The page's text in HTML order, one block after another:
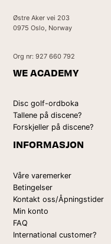
Østre Aker vei 203
0975 Oslo, Norway
Org nr: 927 660 792
WE ACADEMY
Disc golf-ordboka
Tallene på discene?
Forskjeller på discene?
INFORMASJON
Våre varemerker
Betingelser
Kontakt oss/Åpningstider
Min konto
FAQ
International customer?